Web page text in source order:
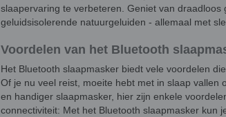
slaapervaring te verbeteren. Geniet van
geluidsisolerende natuurgeluiden - allemaal met
Voordelen van het Bluetooth
Het Bluetooth slaapmasker biedt vele voordelen
Of je nu veel reist, moeite hebt met in slaap
en handiger slaapmasker, hier zijn enkele
connectiviteit: Met het Bluetooth slaapmasker kun